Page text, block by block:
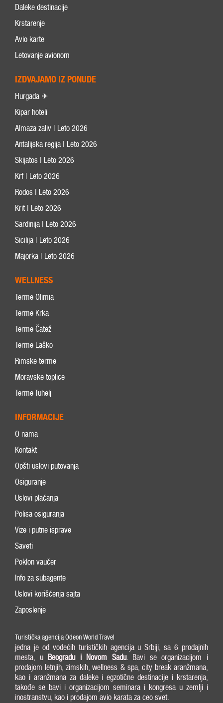
Daleke destinacije
Krstarenje
Avio karte
Letovanje avionom
IZDVAJAMO IZ PONUDE
Hurgada ✈
Kipar hoteli
Almaza zaliv | Leto 2026
Antalijska regija | Leto 2026
Skijatos | Leto 2026
Krf | Leto 2026
Rodos | Leto 2026
Krit | Leto 2026
Sardinija | Leto 2026
Sicilija | Leto 2026
Majorka | Leto 2026
WELLNESS
Terme Olimia
Terme Krka
Terme Čatež
Terme Laško
Rimske terme
Moravske toplice
Terme Tuhelj
INFORMACIJE
O nama
Kontakt
Opšti uslovi putovanja
Osiguranje
Uslovi plaćanja
Polisa osiguranja
Vize i putne isprave
Saveti
Poklon vaučer
Info za subagente
Uslovi korišćenja sajta
Zaposlenje
Turistička agencija Odeon World Travel
jedna je od vodećih turističkih agencija u Srbiji, sa 6 prodajnih
mesta, u
Beogradu i Novom Sadu. Bavi se organizacijom i
prodajom letnjih, zimskih, wellness & spa, city break aranžmana,
kao i aranžmana za daleke i egzotične destinacije i krstarenja,
takođe se bavi i organizacijom seminara i kongresa u zemlji i
inostranstvu, kao i prodajom avio karata za ceo svet.